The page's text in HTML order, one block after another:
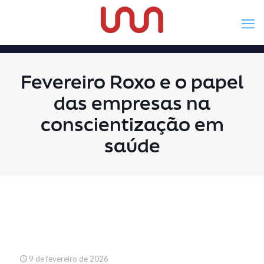
Fevereiro Roxo e o papel
das empresas na
conscientização em
saúde
9 de fevereiro de 2026